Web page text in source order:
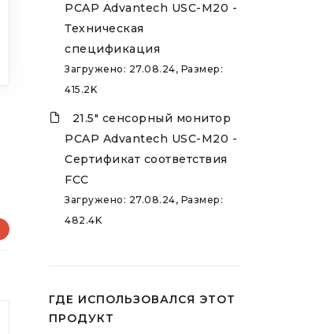
PCAP Advantech USC-M20 -
Техническая
спецификация
Загружено: 27.08.24, Размер:
415.2K
21.5" сенсорный монитор
PCAP Advantech USC-M20 -
Сертификат соответствия
FCC
Загружено: 27.08.24, Размер:
482.4K
ГДЕ ИСПОЛЬЗОВАЛСЯ ЭТОТ
ПРОДУКТ